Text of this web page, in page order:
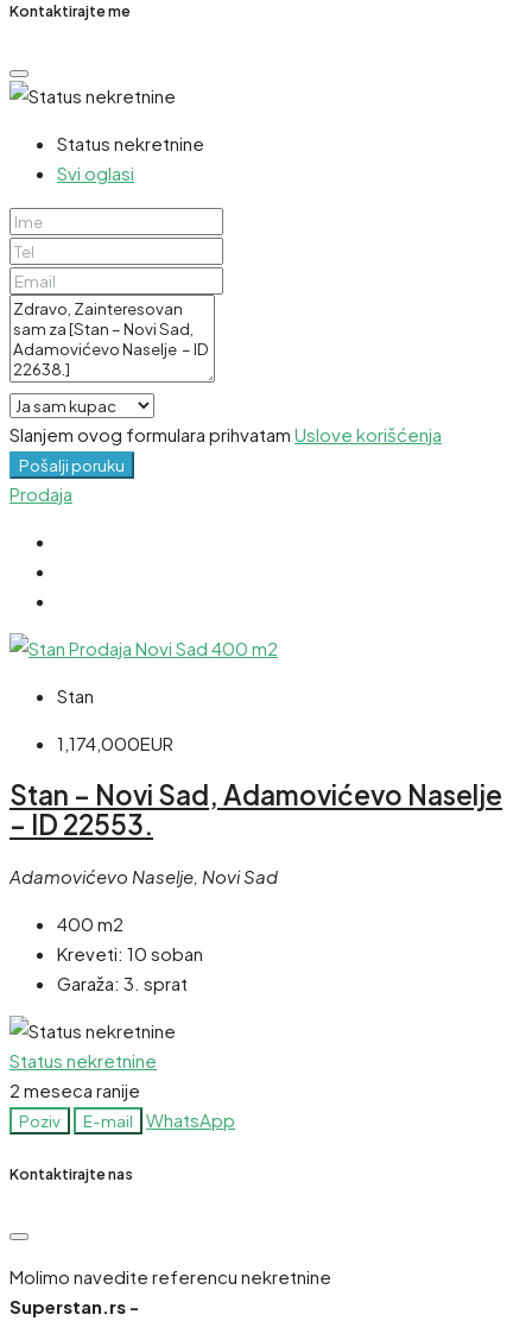
Kontaktirajte me
Status nekretnine
Svi oglasi
Slanjem ovog formulara prihvatam Uslove korišćenja
Pošalji poruku
Prodaja
Stan
1,174,000EUR
Stan – Novi Sad, Adamovićevo Naselje
– ID 22553.
Adamovićevo Naselje, Novi Sad
400 m2
Kreveti: 10 soban
Garaža: 3. sprat
Status nekretnine
2 meseca ranije
Poziv E-mail WhatsApp
Kontaktirajte nas
Molimo navedite referencu nekretnine
Superstan.rs -